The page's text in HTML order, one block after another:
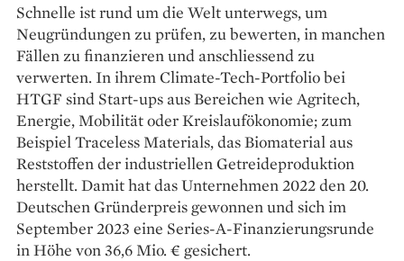
Schnelle ist rund um die Welt unterwegs, um
Neugründungen zu prüfen, zu bewerten, in manchen
Fällen zu finanzieren und anschliessend zu
verwerten. In ihrem Climate-Tech-Portfolio bei
HTGF sind Start-ups aus Bereichen wie Agritech,
Energie, Mobilität oder Kreislaufökonomie; zum
Beispiel Traceless Materials, das Biomaterial aus
Reststoffen der industriellen Getreideproduktion
herstellt. Da­mit hat das Unternehmen 2022 den 20.
Deutschen Gründerpreis gewonnen und sich im
September 2023 eine Series-A-Finanzierungsrunde
in Höhe von 36,6 Mio. € ge­sichert.